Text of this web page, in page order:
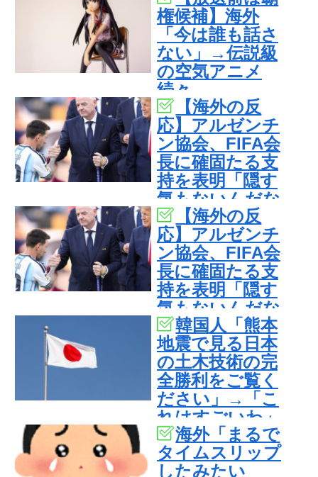
権候補】海外
「今は誰も話さ
ない」→伝説級
の空気アニメ
続々
【海外の反
応】アルゼンチ
ン協会、FIFA会
長に確固たる支
持を表明「隠す
気もないんだな
ｗ」【海外の反
応】アルゼンチ
ン協会、FIFA会
長に確固たる支
持を表明「隠す
気もないんだな
ｗ」韓国人「熊本
地震で見る日本
の土木技術の完
全勝利をご覧く
ださい」→「こ
れはすごいわ」
「こういうのを
見ると日本人は
何か適当に作る
海外「まるで
タイムスリップ
したみたい